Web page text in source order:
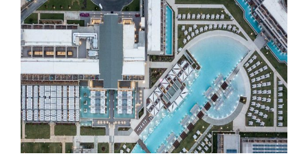
ΝΕΑ
MEDIA
ΦΥΛΛΑΔΙΑ
ΕΥΚΑΙΡΙΕΣ ΕΡΓΑΣΙΑΣ
ΕΠΙΚΟΙΝΩΝΙΑ